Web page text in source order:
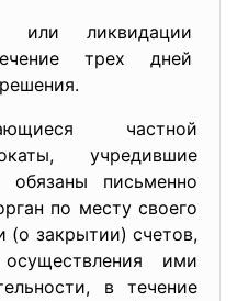
или ликвидации
трех дней
решения.
частной
учредившие
обязаны письменно
по месту своего
(о закрытии) счетов,
ими
в течение